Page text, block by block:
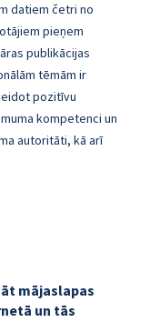
datiem četri no
pieņem
publikācijas
tēmām ir
pozitīvu
kompetenci un
autoritāti, kā arī
mājaslapas
un tās